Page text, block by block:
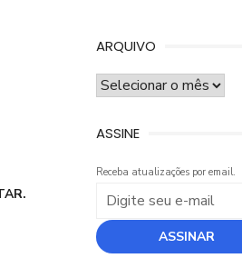
ARQUIVO
ARQUIVO
ASSINE
Receba atualizações por email.